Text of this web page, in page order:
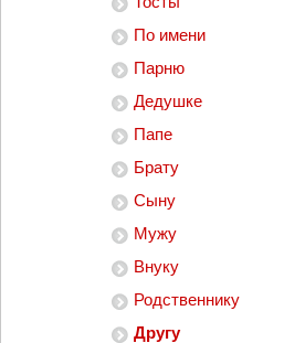
По имени
Парню
Дедушке
Папе
Брату
Сыну
Мужу
Внуку
Родственнику
Другу